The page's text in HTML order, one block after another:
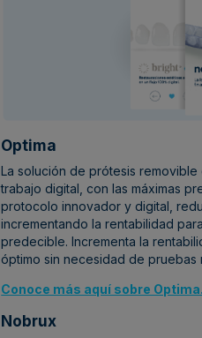
Optima
La solución de prótesis
trabajo digital, con las máximas
protocolo innovador y digital,
incrementando la rentabilidad
predecible. Incrementa la
óptimo sin necesidad de
Conoce más aquí sobre Optima.
Nobrux